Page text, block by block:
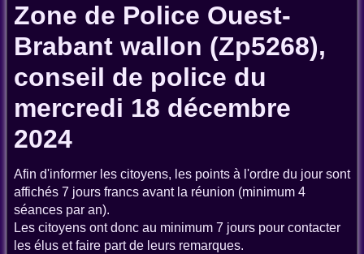
Zone de Police Ouest-
Brabant wallon (Zp5268),
conseil de police du
mercredi 18 décembre
2024
Afin d'informer les citoyens, les points à l'ordre du jour sont
affichés 7 jours francs avant la réunion (minimum 4
séances par an).
Les citoyens ont donc au minimum 7 jours pour contacter
les élus et faire part de leurs remarques.